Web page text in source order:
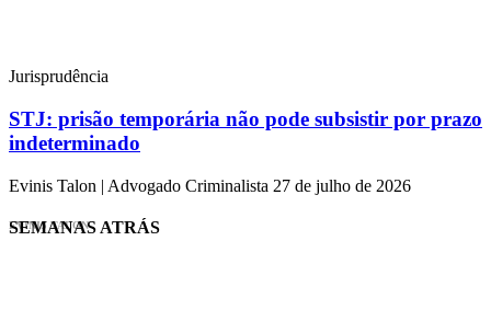
Jurisprudência
STJ: prisão temporária não pode subsistir por prazo
indeterminado
Evinis Talon | Advogado Criminalista 27 de julho de 2026
EVINIS TALON
SEMANAS ATRÁS